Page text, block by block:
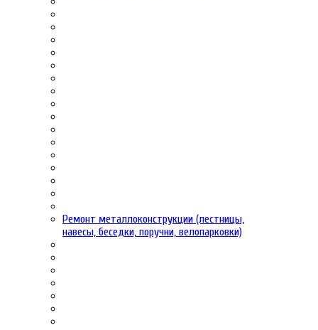
Ремонт металлоконструкции (лестницы,
навесы, беседки, поручни, велопарковки)